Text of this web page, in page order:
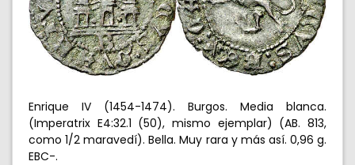
Enrique IV (1454-1474). Burgos. Media blanca.
(Imperatrix E4:32.1 (50), mismo ejemplar) (AB. 813,
como 1/2 maravedí). Bella. Muy rara y más así. 0,96 g.
EBC-.